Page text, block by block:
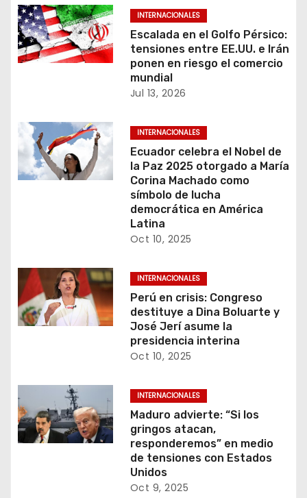
e
e
r
a
d
INTERNACIONALES
Escalada en el Golfo Pérsico:
tensiones entre EE.UU. e Irán
ponen en riesgo el comercio
mundial
Jul 13, 2026
INTERNACIONALES
Ecuador celebra el Nobel de
la Paz 2025 otorgado a María
Corina Machado como
símbolo de lucha
democrática en América
Latina
Oct 10, 2025
INTERNACIONALES
Perú en crisis: Congreso
destituye a Dina Boluarte y
José Jerí asume la
presidencia interina
Oct 10, 2025
INTERNACIONALES
Maduro advierte: “Si los
gringos atacan,
responderemos” en medio
de tensiones con Estados
Unidos
Oct 9, 2025